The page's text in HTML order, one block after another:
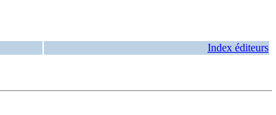
Index éditeurs